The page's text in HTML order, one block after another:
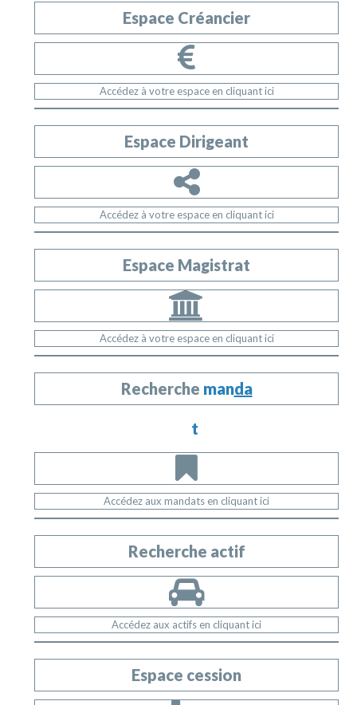
Espace Créancier
Accédez à votre espace en cliquant ici
Espace Dirigeant
Accédez à votre espace en cliquant ici
Espace Magistrat
Accédez à votre espace en cliquant ici
Recherche manda
t
Accédez aux mandats en cliquant ici
Recherche actif
Accédez aux actifs en cliquant ici
Espace cession